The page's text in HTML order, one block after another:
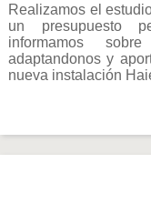
Realizamos el
un presupuesto
informamos
adaptandonos y
nueva instalación